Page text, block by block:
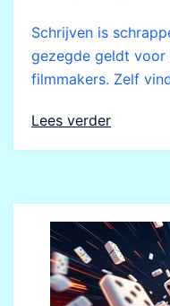
Schrijven is
gezegde geldt
filmmakers. Zelf
Lees verder